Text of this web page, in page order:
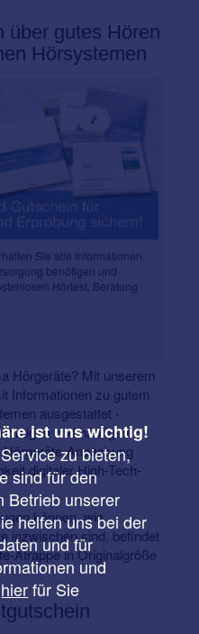
über gutes Hören
Hörsystemen
Sie alle Informationen,
benötigen und
Hörtest, Beratung
Hörgeräte? Mit unserem
Informationen zu gutem
ausgestattet -
und häufigsten
Anpassung
digitaler High-Tech-
können, wie
inzwischen sind, befindet
Atrappe in Originalgröße
ist uns wichtig!
zu bieten,
sind für den
Betrieb unserer
helfen uns bei der
und für
und
hierfür Sie